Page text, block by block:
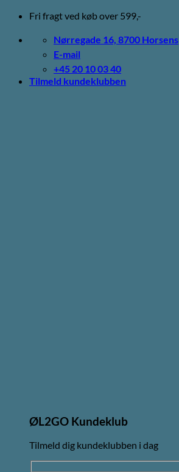
Fortsæt
indhold
Fri fragt ved køb over 599,-
Nørregade 16, 8700 Horsens
E-mail
+45 20 10 03 40
Tilmeld kundeklubben
ØL2GO Kundeklub
Tilmeld dig kundeklubben i dag